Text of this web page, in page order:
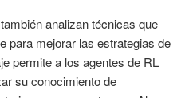
analizan técnicas que
para mejorar las estrategias de
permite a los agentes de RL
su conocimiento de